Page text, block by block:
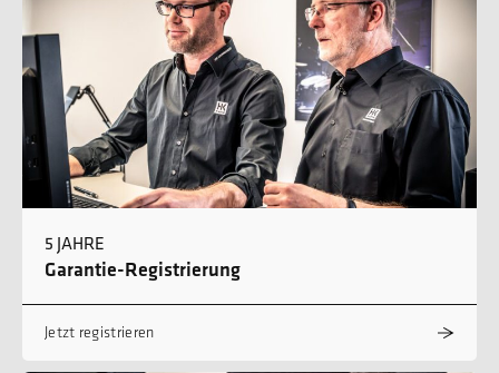
5 JAHRE
Garantie-Registrierung
Jetzt registrieren